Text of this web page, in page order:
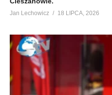
Jan Lechowicz 18 LIPCA, 2026